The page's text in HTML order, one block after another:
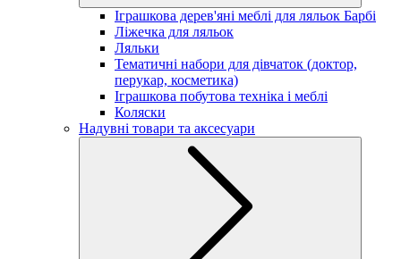
Іграшкова дерев'яні меблі для ляльок Барбі
Ліжечка для ляльок
Ляльки
Тематичні набори для дівчаток (доктор,
перукар, косметика)
Іграшкова побутова техніка і меблі
Коляски
Надувні товари та аксесуари